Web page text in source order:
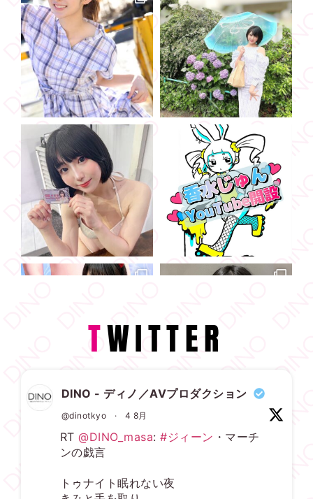
TWITTER
DINO - ディノ／AVプロダクション
@dinotkyo · 4 8月
RT@DINO_masa:#ジィーン ・マーチ
ンの戯言
トゥナイト眠れない夜